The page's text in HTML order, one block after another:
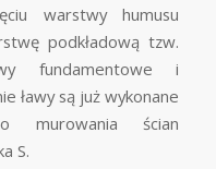
warstwy humusu
podkładową tzw.
fundamentowe i
ławy są już wykonane
murowania ścian
S.